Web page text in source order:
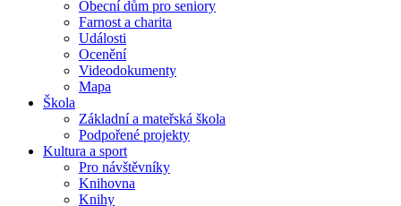
Obecní dům pro seniory
Farnost a charita
Události
Ocenění
Videodokumenty
Mapa
Škola
Základní a mateřská škola
Podpořené projekty
Kultura a sport
Pro návštěvníky
Knihovna
Knihy